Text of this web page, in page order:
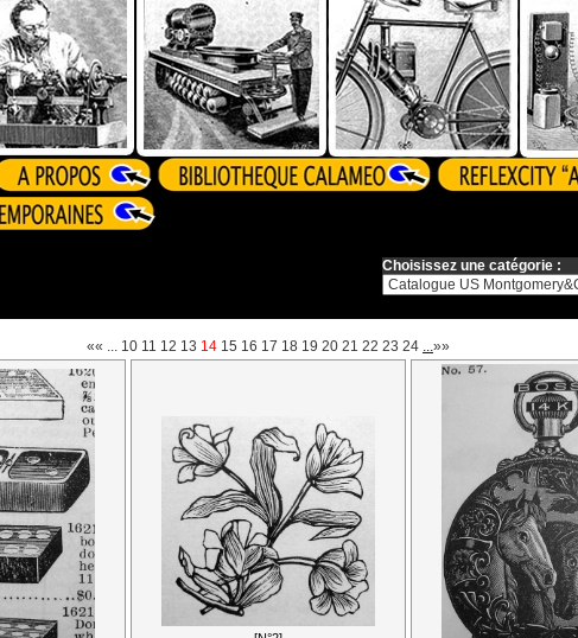
Choisissez une catégorie :
«« ... 10 11 12 13 14 15 16 17 18 19 20 21 22 23 24 ...»»